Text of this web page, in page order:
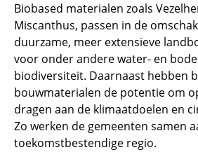
Biobased materialen zoals
Miscanthus, passen in de
duurzame, meer extensieve
voor onder andere water- en
biodiversiteit. Daarnaast hebben
bouwmaterialen de potentie om
dragen aan de klimaatdoelen en
Zo werken de gemeenten samen
toekomstbestendige regio.